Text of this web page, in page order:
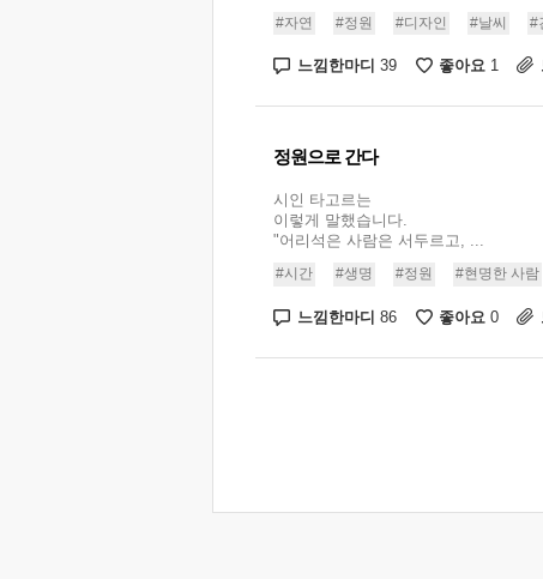
#자연 #정원 #디자인 #날씨 #
느낌한마디 39 좋아요 1
정원으로 간다
시인 타고르는
이렇게 말했습니다.
"어리석은 사람은 서두르고, ...
#시간 #생명 #정원 #현명한 사람
느낌한마디 86 좋아요 0